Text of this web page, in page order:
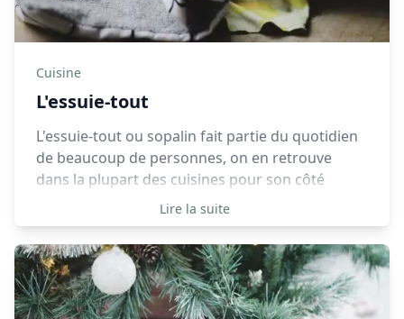
Cuisine
L'essuie-tout
L'essuie-tout ou sopalin fait partie du quotidien
de beaucoup de personnes, on en retrouve
dans la plupart des cuisines pour son côté
pratique et polyvalent. L’ADEME estime que les
français consommeraient l’équivalent de 2 kg
d’essuie-tout par an/personne.
Lire la suite